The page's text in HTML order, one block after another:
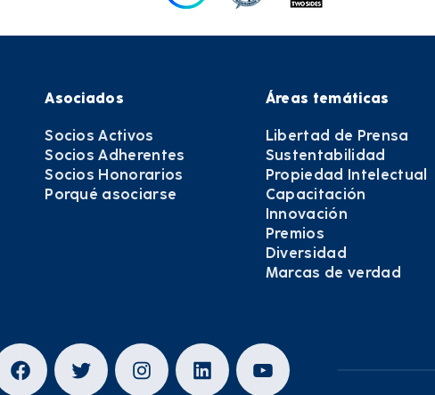
Asociados
Socios Activos
Socios Adherentes
Socios Honorarios
Porqué asociarse
Áreas temáticas
Libertad de Prensa
Sustentabilidad
Propiedad Intelectual
Capacitación
Innovación
Premios
Diversidad
Marcas de verdad
Facebook
TwitterInstagram
LinkedInYouTube